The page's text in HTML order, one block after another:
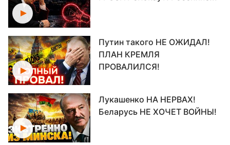
Путин такого НЕ ОЖИДАЛ!
ПЛАН КРЕМЛЯ
ПРОВАЛИЛСЯ!
Лукашенко НА НЕРВАХ!
Беларусь НЕ ХОЧЕТ ВОЙНЫ!